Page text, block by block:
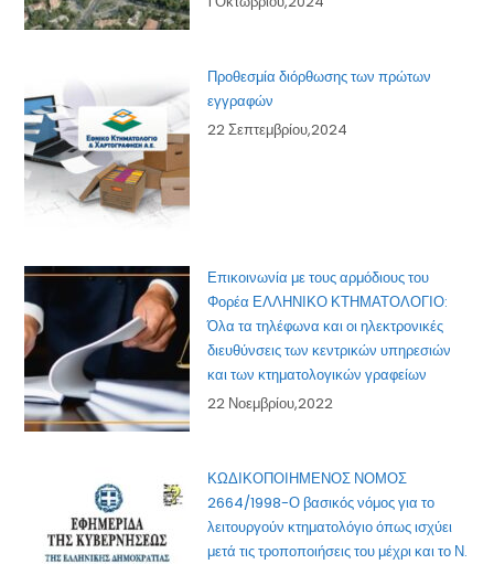
Προθεσμία διόρθωσης των πρώτων
εγγραφών
22 Σεπτεμβρίου,2024
Επικοινωνία με τους αρμόδιους του
Φορέα ΕΛΛΗΝΙΚΟ ΚΤΗΜΑΤΟΛΟΓΙΟ:
Όλα τα τηλέφωνα και οι ηλεκτρονικές
διευθύνσεις των κεντρικών υπηρεσιών
και των κτηματολογικών γραφείων
22 Νοεμβρίου,2022
ΚΩΔΙΚΟΠΟΙΗΜΕΝΟΣ ΝΟΜΟΣ
2664/1998-Ο βασικός νόμος για το
λειτουργούν κτηματολόγιο όπως ισχύει
μετά τις τροποποιήσεις του μέχρι και το Ν.